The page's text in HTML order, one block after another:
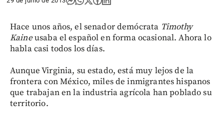
Hace unos años, el senador demócrata Timothy
Kaineusaba el español en forma ocasional. Ahora lo
habla casi todos los días.
Aunque Virginia, su estado, está muy lejos de la
frontera con México, miles de inmigrantes hispanos
que trabajan en la industria agrícola han poblado su
territorio.